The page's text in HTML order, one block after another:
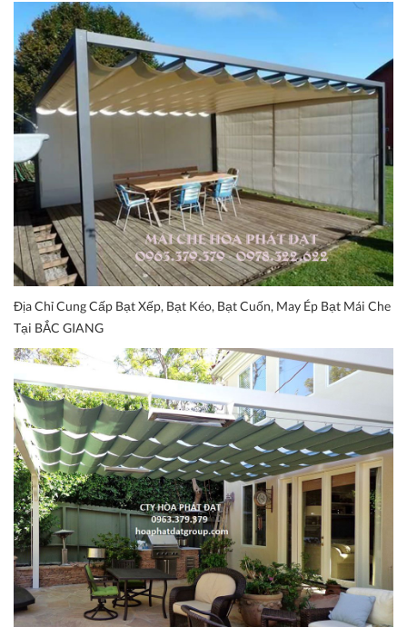
Địa Chỉ Cung Cấp Bạt Xếp, Bạt Kéo, Bạt Cuốn, May Ép Bạt Mái Che
Tại BẮC GIANG